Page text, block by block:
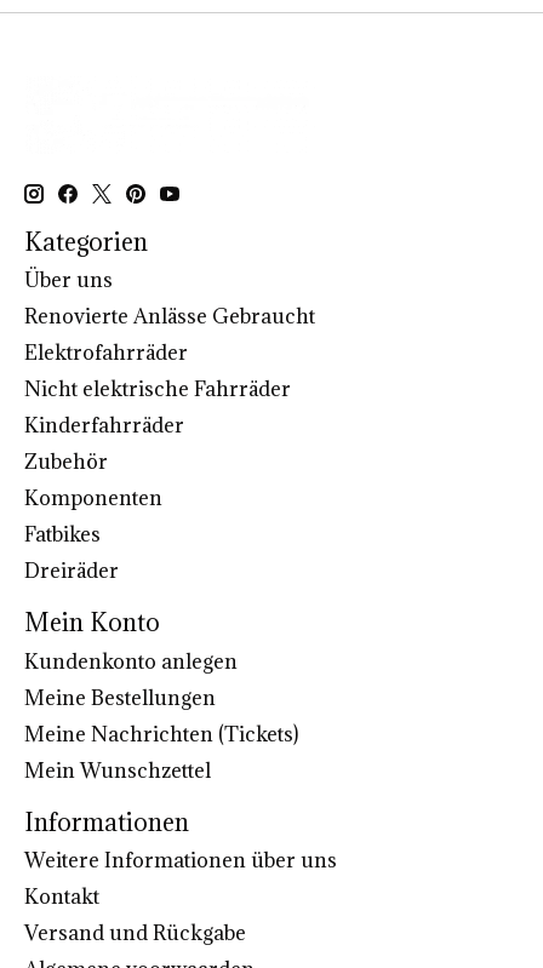
Kategorien
Über uns
Renovierte Anlässe Gebraucht
Elektrofahrräder
Nicht elektrische Fahrräder
Kinderfahrräder
Zubehör
Komponenten
Fatbikes
Dreiräder
Mein Konto
Kundenkonto anlegen
Meine Bestellungen
Meine Nachrichten (Tickets)
Mein Wunschzettel
Informationen
Weitere Informationen über uns
Kontakt
Versand und Rückgabe